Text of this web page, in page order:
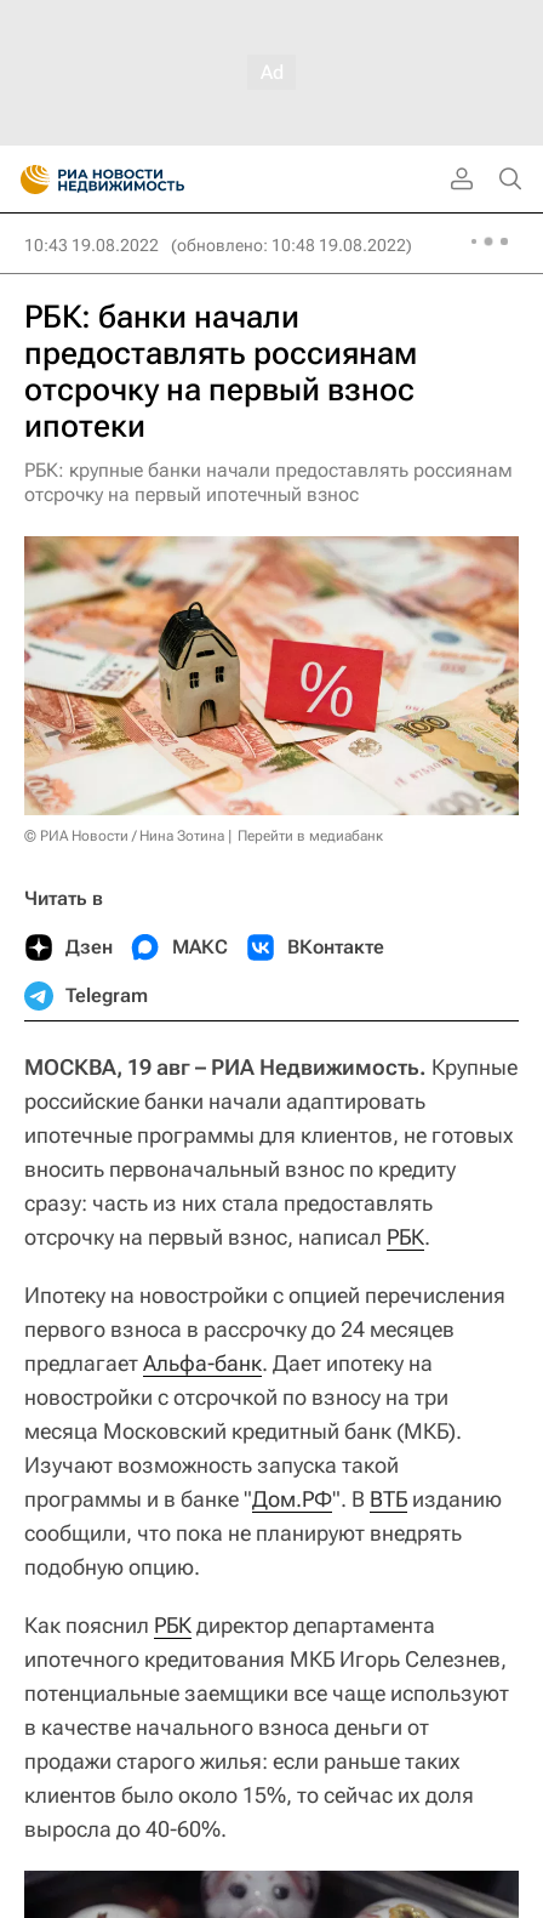
10:43 19.08.2022 (обновлено: 10:48 19.08.2022)
РБК: банки начали
предоставлять россиянам
отсрочку на первый взнос
ипотеки
РБК: крупные банки начали предоставлять россиянам
отсрочку на первый ипотечный взнос
© РИА Новости / Нина Зотина Перейти в медиабанк
Читать в
Дзен МАКС ВКонтакте
Telegram
МОСКВА, 19 авг – РИА Недвижимость. Крупные
российские банки начали адаптировать
ипотечные программы для клиентов, не готовых
вносить первоначальный взнос по кредиту
сразу: часть из них стала предоставлять
отсрочку на первый взнос, написал РБК.
Ипотеку на новостройки с опцией перечисления
первого взноса в рассрочку до 24 месяцев
предлагаетАльфа-банк. Дает ипотеку на
новостройки с отсрочкой по взносу на три
месяца Московский кредитный банк (МКБ).
Изучают возможность запуска такой
программы и в банке "Дом.РФ". В ВТБ изданию
сообщили, что пока не планируют внедрять
подобную опцию.
Как пояснил РБКдиректор департамента
ипотечного кредитования МКБ Игорь Селезнев,
потенциальные заемщики все чаще используют
в качестве начального взноса деньги от
продажи старого жилья: если раньше таких
клиентов было около 15%, то сейчас их доля
выросла до 40-60%.